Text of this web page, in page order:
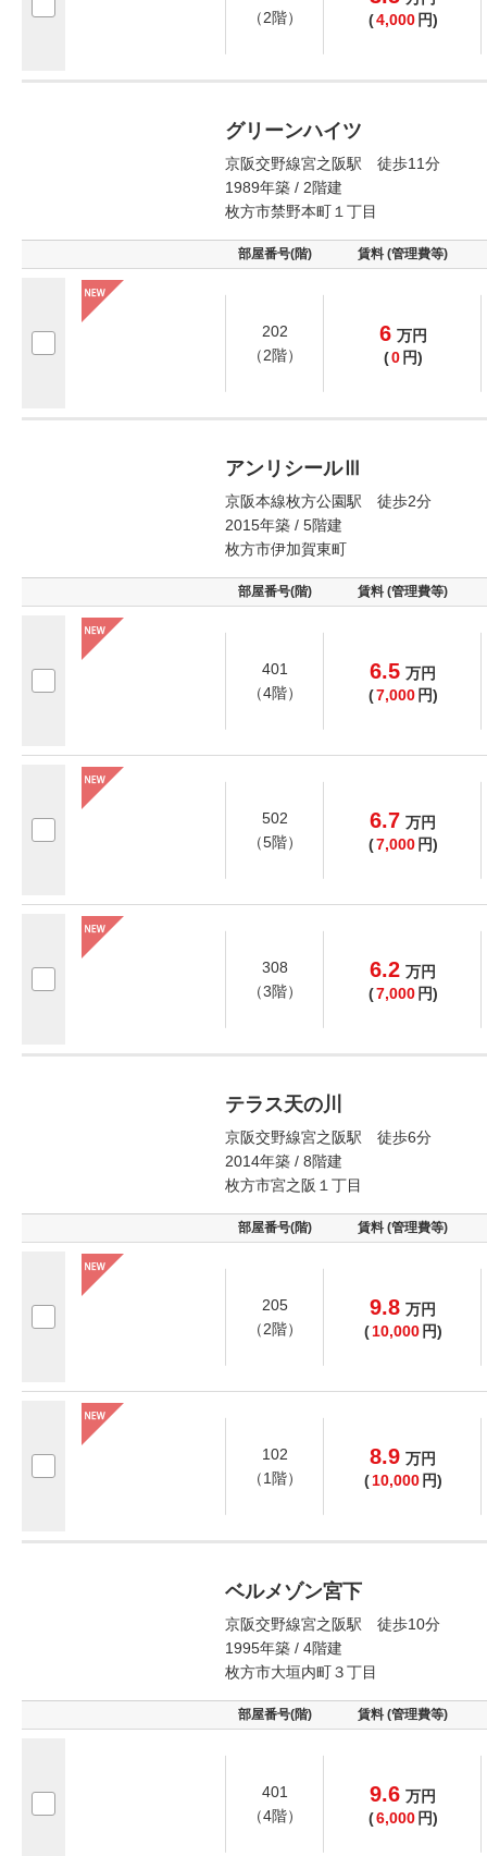
（2階）
(4,000 円)
グリーンハイツ
京阪交野線宮之阪駅 徒歩11分
1989年築 / 2階建
枚方市禁野本町１丁目
部屋番号(階) 賃料 (管理費等)
202
（2階）
6 万円
(0 円)
アンリシールⅢ
京阪本線枚方公園駅 徒歩2分
2015年築 / 5階建
枚方市伊加賀東町
部屋番号(階) 賃料 (管理費等)
401
（4階）
6.5 万円
(7,000 円)
502
（5階）
6.7 万円
(7,000 円)
308
（3階）
6.2 万円
(7,000 円)
テラス天の川
京阪交野線宮之阪駅 徒歩6分
2014年築 / 8階建
枚方市宮之阪１丁目
部屋番号(階) 賃料 (管理費等)
205
（2階）
9.8 万円
(10,000 円)
102
（1階）
8.9 万円
(10,000 円)
ベルメゾン宮下
京阪交野線宮之阪駅 徒歩10分
1995年築 / 4階建
枚方市大垣内町３丁目
部屋番号(階) 賃料 (管理費等)
401
（4階）
9.6 万円
(6,000 円)